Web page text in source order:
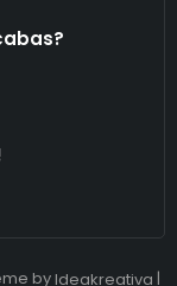
by Ideakreativa |